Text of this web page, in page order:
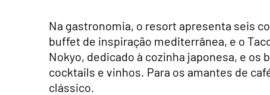
Na gastronomia, o resort apresenta seis
buffet de inspiração mediterrânea, e o
Nokyo, dedicado à cozinha japonesa, e
cocktails e vinhos. Para os amantes de
clássico.